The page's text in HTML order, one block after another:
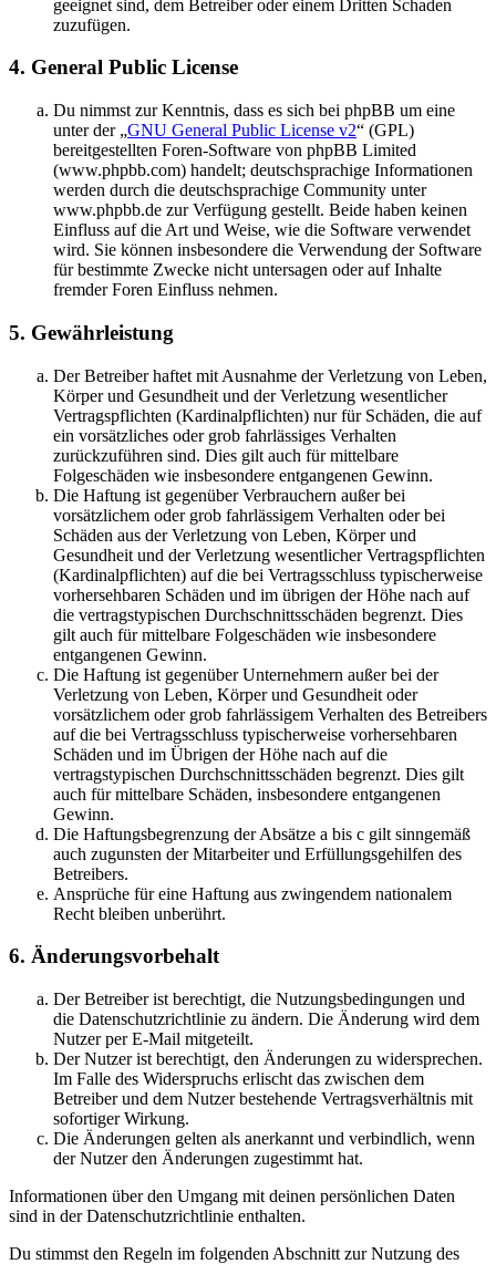
geeignet sind, dem Betreiber oder einem Dritten Schaden
zuzufügen.
4. General Public License
Du nimmst zur Kenntnis, dass es sich bei phpBB um eine
unter der „GNU General Public License v2“ (GPL)
bereitgestellten Foren-Software von phpBB Limited
(www.phpbb.com) handelt; deutschsprachige Informationen
werden durch die deutschsprachige Community unter
www.phpbb.de zur Verfügung gestellt. Beide haben keinen
Einfluss auf die Art und Weise, wie die Software verwendet
wird. Sie können insbesondere die Verwendung der Software
für bestimmte Zwecke nicht untersagen oder auf Inhalte
fremder Foren Einfluss nehmen.
5. Gewährleistung
Der Betreiber haftet mit Ausnahme der Verletzung von Leben,
Körper und Gesundheit und der Verletzung wesentlicher
Vertragspflichten (Kardinalpflichten) nur für Schäden, die auf
ein vorsätzliches oder grob fahrlässiges Verhalten
zurückzuführen sind. Dies gilt auch für mittelbare
Folgeschäden wie insbesondere entgangenen Gewinn.
Die Haftung ist gegenüber Verbrauchern außer bei
vorsätzlichem oder grob fahrlässigem Verhalten oder bei
Schäden aus der Verletzung von Leben, Körper und
Gesundheit und der Verletzung wesentlicher Vertragspflichten
(Kardinalpflichten) auf die bei Vertragsschluss typischerweise
vorhersehbaren Schäden und im übrigen der Höhe nach auf
die vertragstypischen Durchschnittsschäden begrenzt. Dies
gilt auch für mittelbare Folgeschäden wie insbesondere
entgangenen Gewinn.
Die Haftung ist gegenüber Unternehmern außer bei der
Verletzung von Leben, Körper und Gesundheit oder
vorsätzlichem oder grob fahrlässigem Verhalten des Betreibers
auf die bei Vertragsschluss typischerweise vorhersehbaren
Schäden und im Übrigen der Höhe nach auf die
vertragstypischen Durchschnittsschäden begrenzt. Dies gilt
auch für mittelbare Schäden, insbesondere entgangenen
Gewinn.
Die Haftungsbegrenzung der Absätze a bis c gilt sinngemäß
auch zugunsten der Mitarbeiter und Erfüllungsgehilfen des
Betreibers.
Ansprüche für eine Haftung aus zwingendem nationalem
Recht bleiben unberührt.
6. Änderungsvorbehalt
Der Betreiber ist berechtigt, die Nutzungsbedingungen und
die Datenschutzrichtlinie zu ändern. Die Änderung wird dem
Nutzer per E-Mail mitgeteilt.
Der Nutzer ist berechtigt, den Änderungen zu widersprechen.
Im Falle des Widerspruchs erlischt das zwischen dem
Betreiber und dem Nutzer bestehende Vertragsverhältnis mit
sofortiger Wirkung.
Die Änderungen gelten als anerkannt und verbindlich, wenn
der Nutzer den Änderungen zugestimmt hat.
Informationen über den Umgang mit deinen persönlichen Daten
sind in der Datenschutzrichtlinie enthalten.
Du stimmst den Regeln im folgenden Abschnitt zur Nutzung des